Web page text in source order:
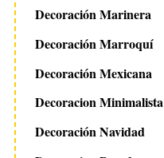
Decoración Marinera
Decoración Marroquí
Decoración Mexicana
Decoracion Minimalista
Decoración Navidad